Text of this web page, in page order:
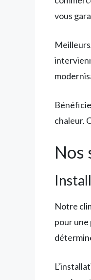
vous
chaleur.
Nos
Notre
pour une